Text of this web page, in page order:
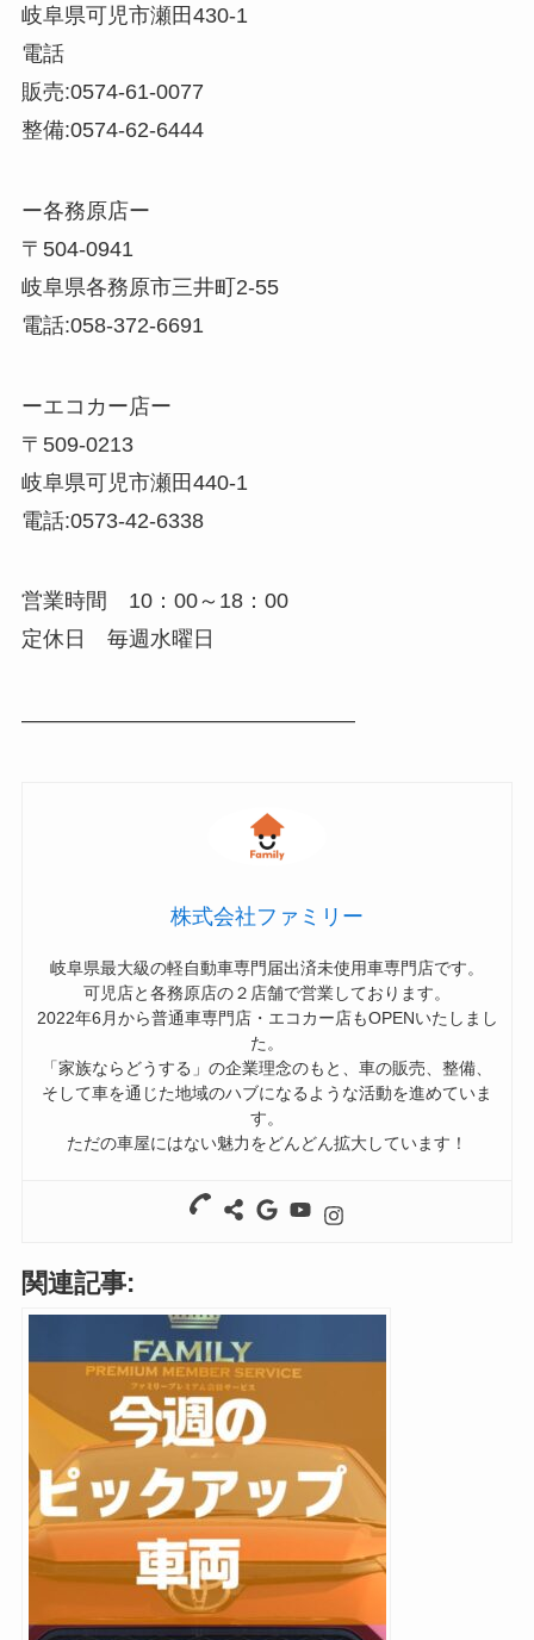
岐阜県可児市瀬田430-1
電話
販売:0574-61-0077
整備:0574-62-6444
ー各務原店ー
〒504-0941
岐阜県各務原市三井町2-55
電話:058-372-6691
ーエコカー店ー
〒509-0213
岐阜県可児市瀬田440-1
電話:0573-42-6338
営業時間 10：00～18：00
定休日 毎週水曜日
———————————————–
株式会社ファミリー
岐阜県最大級の軽自動車専門届出済未使用車専門店です。
可児店と各務原店の２店舗で営業しております。
2022年6月から普通車専門店・エコカー店もOPENいたしまし
た。
「家族ならどうする」の企業理念のもと、車の販売、整備、
そして車を通じた地域のハブになるような活動を進めていま
す。
ただの車屋にはない魅力をどんどん拡大しています！
関連記事: